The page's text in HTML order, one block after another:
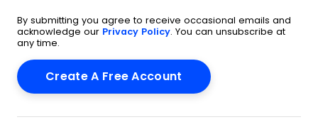
By submitting you agree to receive occasional emails and
acknowledge our Privacy Policy. You can unsubscribe at
any time.